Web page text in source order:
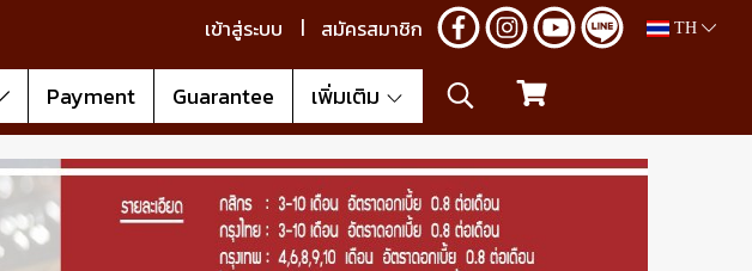
เข้าสู่ระบบ สมัครสมาชิก TH
Payment Guarantee เพิ่มเติม